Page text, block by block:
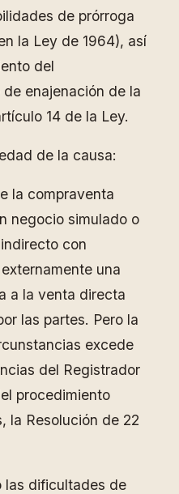
de prórroga
la Ley de 1964), así
del
enajenación de la
14 de la Ley.
de la causa:
la compraventa
negocio simulado o
con
una
a la venta directa
las partes. Pero la
excede
del Registrador
procedimiento
la Resolución de 22
las dificultades de